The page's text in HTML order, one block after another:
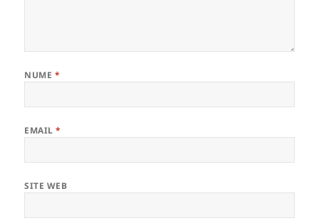
NUME *
EMAIL*
SITE WEB